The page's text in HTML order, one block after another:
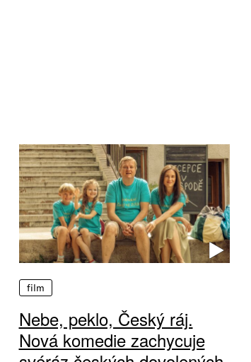
film
Nebe, peklo, Český ráj.
Nová komedie zachycuje